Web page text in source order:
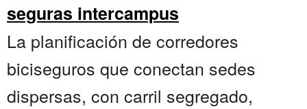
seguras intercampus
La planificación de corredores
biciseguros que conectan sedes
dispersas, con carril segregado,